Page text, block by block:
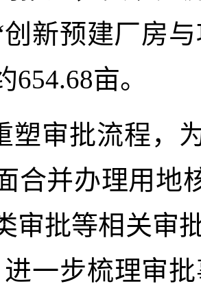
创新预建厂房
654.68亩。
审批流程，
合并办理用地
审批等相关审
进一步梳理审